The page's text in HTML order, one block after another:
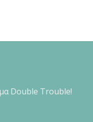
Double Trouble!